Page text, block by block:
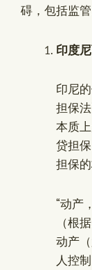
碍，包括监
印度
印尼
担保
本质
贷担
担保
“动产
（根
动产
人控